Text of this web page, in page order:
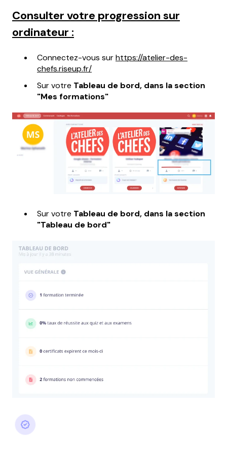
Consulter votre progression sur
ordinateur :
Connectez-vous surhttps://atelier-des-
chefs.riseup.fr/
Sur votre Tableau de bord, dans la section
"Mes formations"
Sur votre Tableau de bord, dans la section
"Tableau de bord"